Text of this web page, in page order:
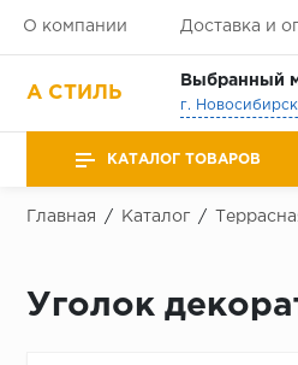
О компании Доставка и
А СТИЛЬ
Выбранный
КАТАЛОГ ТОВАРОВ
Главная / Каталог /
Уголок